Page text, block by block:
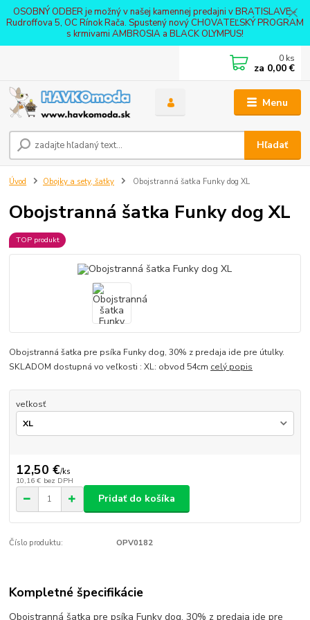
OSOBNÝ ODBER je možný v našej kamennej predajni v BRATISLAVE -
Rudroffova 5, OC Rínok Rača. Spustený nový CHOVATEĽSKÝ PROGRAM
s krmivami AMBROSIA a BLACK OLYMPUS!
Menu
Hľadať
0 ks
za 0,00 €
Úvod Obojky a sety, šatky Obojstranná šatka Funky dog XL
Obojstranná šatka Funky dog XL
TOP produkt
Obojstranná šatka pre psíka Funky dog, 30% z predaja ide pre útulky.
SKLADOM dostupná vo veľkosti : XL: obvod 54cm celý popis
veľkosť
12,50 €/ks
10,16 € bez DPH
Pridať do košíka
Číslo produktu: OPV0182
Kompletné špecifikácie
Obojstranná šatka pre psíka Funky dog, 30% z predaja ide pre